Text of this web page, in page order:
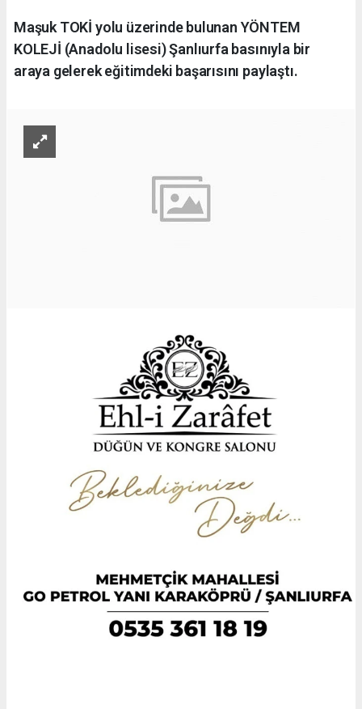
Maşuk TOKİ yolu üzerinde bulunan YÖNTEM
KOLEJİ (Anadolu lisesi) Şanlıurfa basınıyla bir
araya gelerek eğitimdeki başarısını paylaştı.